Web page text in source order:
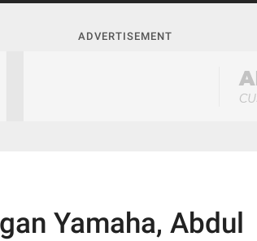
ADVERTISEMENT
Yamaha, Abdul